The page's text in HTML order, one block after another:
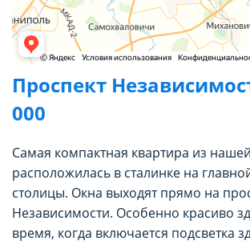
Проспект
000
Самая компактная квартира из
расположилась в сталинке на
столицы. Окна выходят прямо на
Независимости. Особенно красиво
время, когда включается подсветка